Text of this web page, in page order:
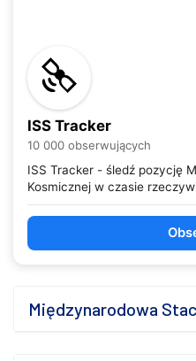
ISS Tracker
10 000 obserwujących
ISS Tracker - śledź pozycję
Kosmicznej w czasie
Międzynarodowa